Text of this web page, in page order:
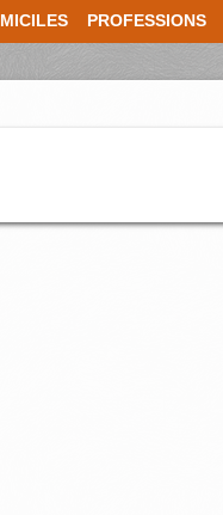
PROFESSIONS